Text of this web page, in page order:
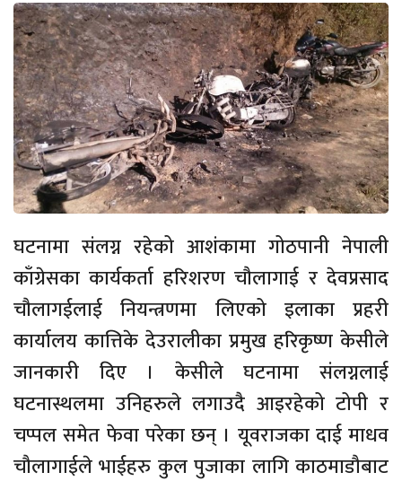
घटनामा संलग्न रहेको आशंकामा गोठपानी नेपाली
काँग्रेसका कार्यकर्ता हरिशरण चौलागाई र देवप्रसाद
चौलागईलाई नियन्त्रणमा लिएको इलाका प्रहरी
कार्यालय कात्तिके देउरालीका प्रमुख हरिकृष्ण केसीले
जानकारी दिए । केसीले घटनामा संलग्नलाई
घटनास्थलमा उनिहरुले लगाउदै आइरहेको टोपी र
चप्पल समेत फेवा परेका छन् । यूवराजका दाई माधव
चौलागाईले भाईहरु कुल पुजाका लागि काठमाडौबाट